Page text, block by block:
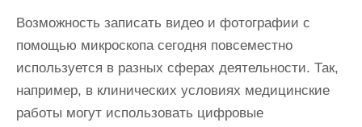
Возможность записать видео и фотографии с
помощью микроскопа сегодня повсеместно
используется в разных сферах деятельности. Так,
например, в клинических условиях медицинские
работы могут использовать цифровые